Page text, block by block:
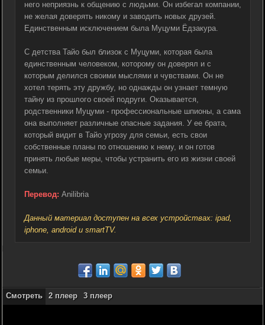
него неприязнь к общению с людьми. Он избегал компании,
не желая доверять никому и заводить новых друзей.
Единственным исключением была Муцуми Ёдзакура.
С детства Тайо был близок с Муцуми, которая была
единственным человеком, которому он доверял и с
которым делился своими мыслями и чувствами. Он не
хотел терять эту дружбу, но однажды он узнает темную
тайну из прошлого своей подруги. Оказывается,
родственники Муцуми - профессиональные шпионы, а сама
она выполняет различные опасные задания. У ее брата,
который видит в Тайо угрозу для семьи, есть свои
собственные планы по отношению к нему, и он готов
принять любые меры, чтобы устранить его из жизни своей
семьи.
Перевод: Anilibria
Данный материал доступен на всех устройствах: ipad,
iphone, android и smartTV.
Смотреть 2 плеер 3 плеер